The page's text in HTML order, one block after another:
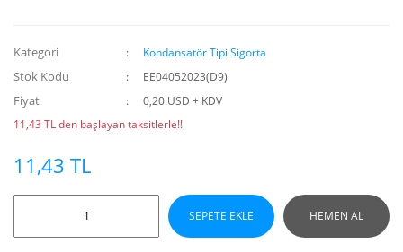
Kategori Kondansatör Tipi Sigorta
Stok Kodu EE04052023(D9)
Fiyat
0,20 USD + KDV
11,43 TL den başlayan taksitlerle!!
11,43 TL
SEPETE EKLE HEMEN AL